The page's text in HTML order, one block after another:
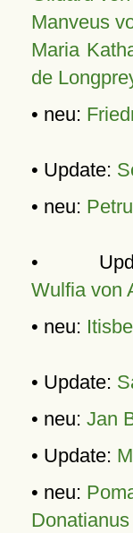
Manveus
Maria
de
• neu:
• Update:
• neu:
•
Wulfia von
• neu:
• Update:
• neu: Jan
• Update:
• neu: